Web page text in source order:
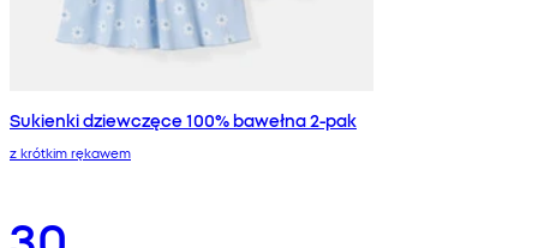
Sukienki dziewczęce 100% bawełna 2-pak
z krótkim rękawem